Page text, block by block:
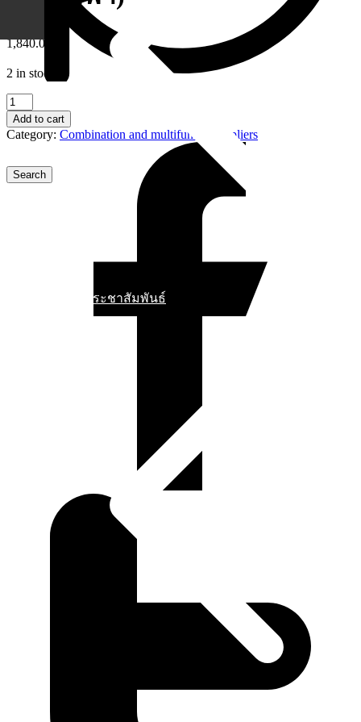
ข่าวสารประชาสัมพันธ์
1,840.00
2 in stock
13
02
160
KNIPEX
Pliers
Add to cart
Category: Combination and multifunctional pliers